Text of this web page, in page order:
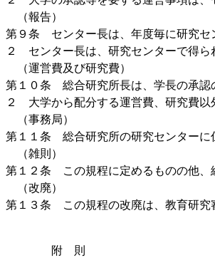
（報告）
第９条 センター長は、年度毎に研究セ
２ センター長は、研究センターで得ら
（運営費及び研究費）
第１０条 総合研究所長は、学長の承認
２ 大学から配分する運営費、研究費以
（事務局）
第１１条 総合研究所の研究センターに
（雑則）
第１２条 この規程に定めるものの他、
（改廃）
第１３条 この規程の改廃は、教育研究
附 則